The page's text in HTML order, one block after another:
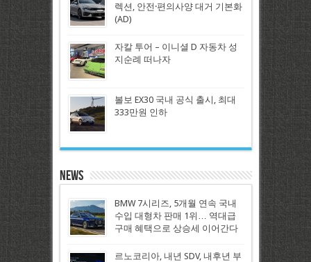
렉션, 안전·편의사양 대거 기본화
(AD)
자칼 투어 – 이니셜 D 자동차 성
지순례 떠나자
볼보 EX30 국내 공식 출시, 최대
333만원 인하
News
BMW 7시리즈, 5개월 연속 국내
수입 대형차 판매 1위… 역대급
구매 혜택으로 상승세 이어간다
르노코리아, 내년 SDV, 내후년 부